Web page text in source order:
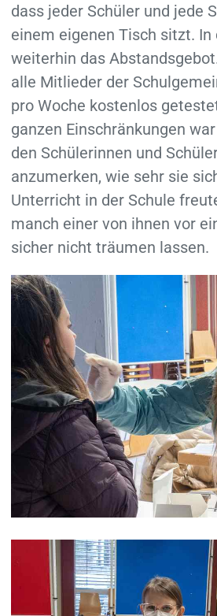
dass jeder Schüler und jede
einem eigenen Tisch sitzt. In
weiterhin das
alle Mitlieder der
pro Woche kostenlos
ganzen Einschränkungen
den Schülerinnen und
anzumerken, wie sehr sie
Unterricht in der Schule
manch einer von ihnen vor
sicher nicht träumen lassen.